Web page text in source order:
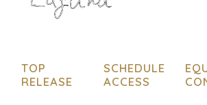
TOP SCHEDULE
RELEASE
ACCESS